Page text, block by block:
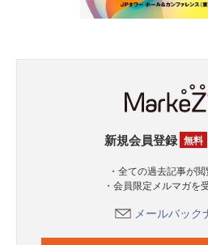
新規会員登録 無料
・全ての過去記事が
・会員限定メルマガを
メールバック